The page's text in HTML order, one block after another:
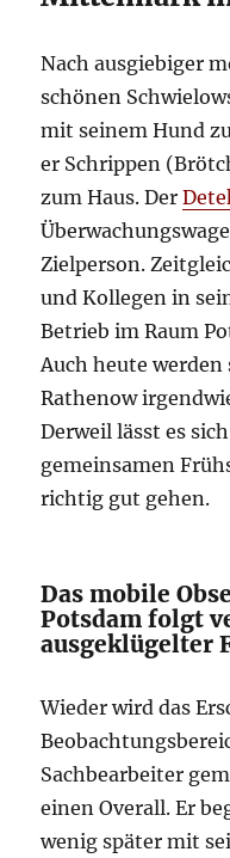
Nach ausgiebiger
schönen
mit seinem Hund
er Schrippen
zum Haus. Der
Zielperson.
und Kollegen in
Betrieb im Raum
Auch heute werden
Rathenow
Derweil lässt es
gemeinsamen
richtig gut gehen.
Das mobile
Potsdam folgt
ausgeklügelter
Wieder wird das
Sachbearbeiter
einen Overall. Er
wenig später mit